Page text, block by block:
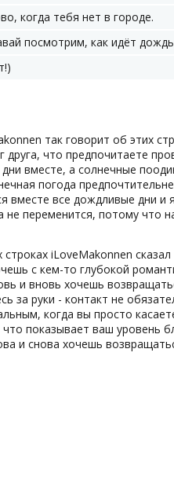
когда тебя нет в городе.
посмотрим, как идёт
так говорит об этих
друга, что предпочитаете
вместе, а солнечные
погода
вместе все дождливые дни и
не переменится, потому что
строках iLoveMakonnen
с кем-то глубокой
и вновь хочешь
за руки - контакт не
когда вы просто
что показывает ваш уровень
и снова хочешь